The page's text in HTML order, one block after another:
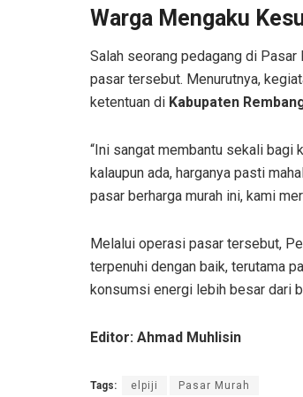
Warga Mengaku
Salah seorang pedagang di Pasar
pasar tersebut. Menurutnya,
ketentuan di Kabupaten
“Ini sangat membantu sekali bagi
kalaupun ada, harganya pasti
pasar berharga murah ini, kami
Melalui operasi pasar tersebut,
terpenuhi dengan baik, terutama
konsumsi energi lebih besar dari
Editor: Ahmad Muhlisin
Tags: elpiji Pasar Murah